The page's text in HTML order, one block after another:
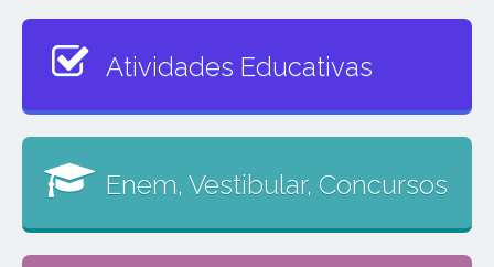
Atividades Educativas
Enem, Vestibular, Concursos